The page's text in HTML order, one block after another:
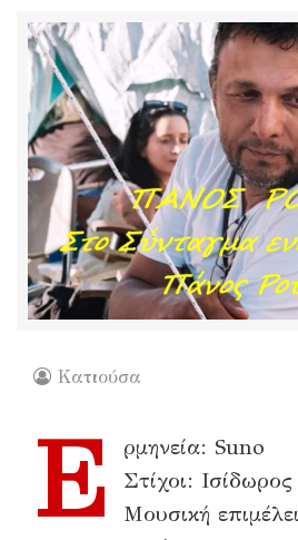
Κατιούσα
Ε
ρμηνεία: Suno
Στίχοι:
Μουσική